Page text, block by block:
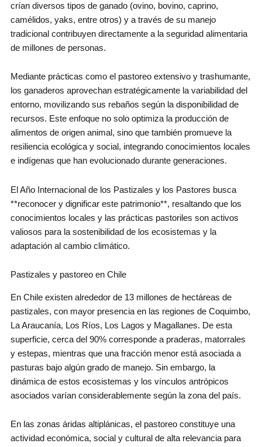
crían diversos tipos de ganado (ovino, bovino, caprino,
camélidos, yaks, entre otros) y a través de su manejo
tradicional contribuyen directamente a la seguridad alimentaria
de millones de personas.
Mediante prácticas como el pastoreo extensivo y trashumante,
los ganaderos aprovechan estratégicamente la variabilidad del
entorno, movilizando sus rebaños según la disponibilidad de
recursos. Este enfoque no solo optimiza la producción de
alimentos de origen animal, sino que también promueve la
resiliencia ecológica y social, integrando conocimientos locales
e indígenas que han evolucionado durante generaciones.
El Año Internacional de los Pastizales y los Pastores busca
**reconocer y dignificar este patrimonio**, resaltando que los
conocimientos locales y las prácticas pastoriles son activos
valiosos para la sostenibilidad de los ecosistemas y la
adaptación al cambio climático.
Pastizales y pastoreo en Chile
En Chile existen alrededor de 13 millones de hectáreas de
pastizales, con mayor presencia en las regiones de Coquimbo,
La Araucanía, Los Ríos, Los Lagos y Magallanes. De esta
superficie, cerca del 90% corresponde a praderas, matorrales
y estepas, mientras que una fracción menor está asociada a
pasturas bajo algún grado de manejo. Sin embargo, la
dinámica de estos ecosistemas y los vínculos antrópicos
asociados varían considerablemente según la zona del país.
En las zonas áridas altiplánicas, el pastoreo constituye una
actividad económica, social y cultural de alta relevancia para